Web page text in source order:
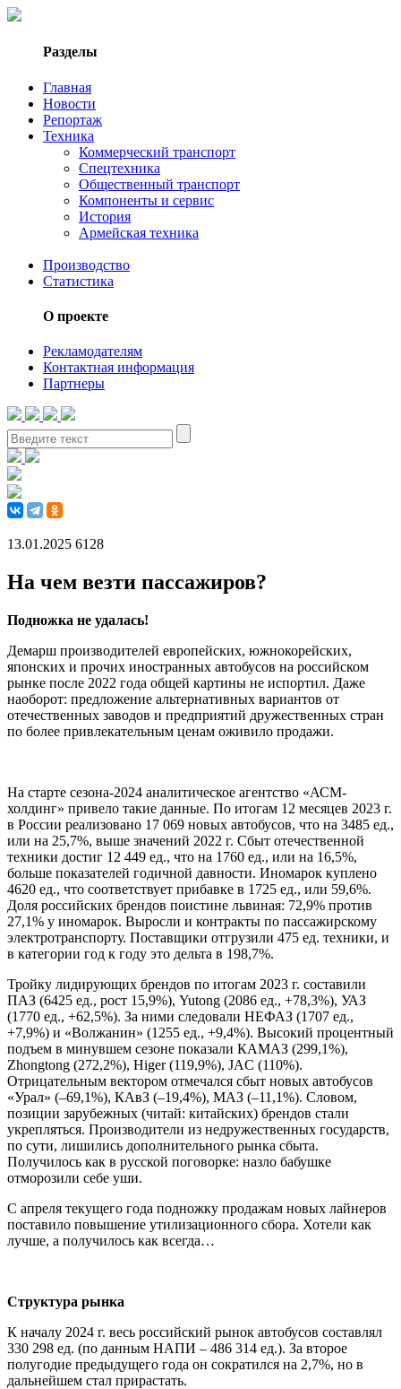
Разделы
Главная
Новости
Репортаж
Техника
Коммерческий транспорт
Спецтехника
Общественный транспорт
Компоненты и сервис
История
Армейская техника
Производство
Статистика
О проекте
Рекламодателям
Контактная информация
Партнеры
13.01.2025 6128
На чем везти пассажиров?
Подножка не удалась!
Демарш производителей европейских, южнокорейских,
японских и прочих иностранных автобусов на российском
рынке после 2022 года общей картины не испортил. Даже
наоборот: предложение альтернативных вариантов от
отечественных заводов и предприятий дружественных стран
по более привлекательным ценам оживило продажи.
На старте сезона-2024 аналитическое агентство «АСМ-
холдинг» привело такие данные. По итогам 12 месяцев 2023 г.
в России реализовано 17 069 новых автобусов, что на 3485 ед.,
или на 25,7%, выше значений 2022 г. Сбыт отечественной
техники достиг 12 449 ед., что на 1760 ед., или на 16,5%,
больше показателей годичной давности. Иномарок куплено
4620 ед., что соответствует прибавке в 1725 ед., или 59,6%.
Доля российских брендов поистине львиная: 72,9% против
27,1% у иномарок. Выросли и контракты по пассажирскому
электротранспорту. Поставщики отгрузили 475 ед. техники, и
в категории год к году это дельта в 198,7%.
Тройку лидирующих брендов по итогам 2023 г. составили
ПАЗ (6425 ед., рост 15,9%), Yutong (2086 ед., +78,3%), УАЗ
(1770 ед., +62,5%). За ними следовали НЕФАЗ (1707 ед.,
+7,9%) и «Волжанин» (1255 ед., +9,4%). Высокий процентный
подъем в минувшем сезоне показали КАМАЗ (299,1%),
Zhongtong (272,2%), Higer (119,9%), JAC (110%).
Отрицательным вектором отмечался сбыт новых автобусов
«Урал» (–69,1%), КАвЗ (–19,4%), МАЗ (–11,1%). Словом,
позиции зарубежных (читай: китайских) брендов стали
укрепляться. Производители из недружественных государств,
по сути, лишились дополнительного рынка сбыта.
Получилось как в русской поговорке: назло бабушке
отморозили себе уши.
С апреля текущего года подножку продажам новых лайнеров
поставило повышение утилизационного сбора. Хотели как
лучше, а получилось как всегда…
Структура рынка
К началу 2024 г. весь российский рынок автобусов составлял
330 298 ед. (по данным НАПИ – 486 314 ед.). За второе
полугодие предыдущего года он сократился на 2,7%, но в
дальнейшем стал прирастать.